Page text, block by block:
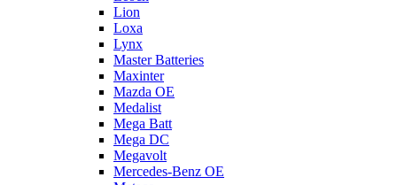
Lion
Loxa
Lynx
Master Batteries
Maxinter
Mazda OE
Medalist
Mega Batt
Mega DC
Megavolt
Mercedes-Benz OE